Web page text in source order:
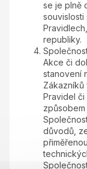
se je plně
souvislosti
republiky.
Akce či
stanovení
Zákazníků
Pravidel či
důvodů,